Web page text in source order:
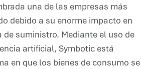
una de las empresas más
debido a su enorme impacto en
de suministro. Mediante el uso de
artificial, Symbotic está
en que los bienes de consumo se